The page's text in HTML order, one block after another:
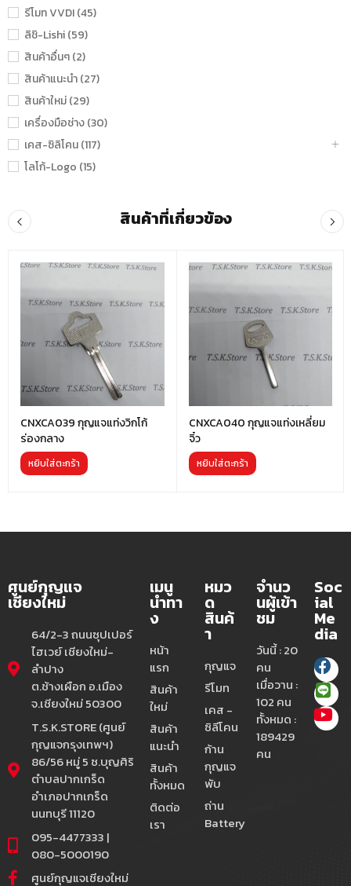
รีโมท VVDI (45)
ลิชิ-Lishi (59)
สินค้าอื่นๆ (2)
สินค้าแนะนำ (27)
สินค้าใหม่ (29)
เครื่องมือช่าง (30)
เคส-ซิลิโคน (117)
โลโก้-Logo (15)
สินค้าที่เกี่ยวข้อง
CNXCA039 กุญแจแท่งวิกโก้
ร่องกลาง
หยิบใส่ตะกร้า
CNXCA040 กุญแจแท่งเหลี่ยม
จิ๋ว
หยิบใส่ตะกร้า
ศูนย์กุญแจ
เชียงใหม่
64/2-3 ถนนซุปเปอร์
ไฮเวย์ เชียงใหม่-
ลำปาง
ต.ช้างเผือก อ.เมือง
จ.เชียงใหม่ 50300
T.S.K.STORE (ศูนย์
กุญแจกรุงเทพฯ)
86/56 หมู่ 5 ซ.บุญศิริ
ตำบลปากเกร็ด
อำเภอปากเกร็ด
นนทบุรี 11120
095-4477333 |
080-5000190
ศูนย์กุญแจเชียงใหม่
เมนู
นำทา
ง
หน้า
แรก
สินค้า
ใหม่
สินค้า
แนะนำ
สินค้า
ทั้งหมด
ติดต่อ
เรา
หมว
ด
สินค้
า
กุญแจ
รีโมท
เคส -
ซิลีโคน
ก้าน
กุญแจ
พับ
ถ่าน
Battery
จำนว
นผู้เข้า
ชม
วันนี้ : 20
คน
เมื่อวาน :
102 คน
ทั้งหมด :
189429
คน
Soc
ial
Me
dia